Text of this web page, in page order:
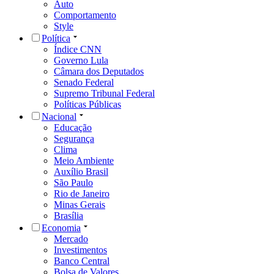
Auto
Comportamento
Style
Política
Índice CNN
Governo Lula
Câmara dos Deputados
Senado Federal
Supremo Tribunal Federal
Políticas Públicas
Nacional
Educação
Segurança
Clima
Meio Ambiente
Auxílio Brasil
São Paulo
Rio de Janeiro
Minas Gerais
Brasília
Economia
Mercado
Investimentos
Banco Central
Bolsa de Valores